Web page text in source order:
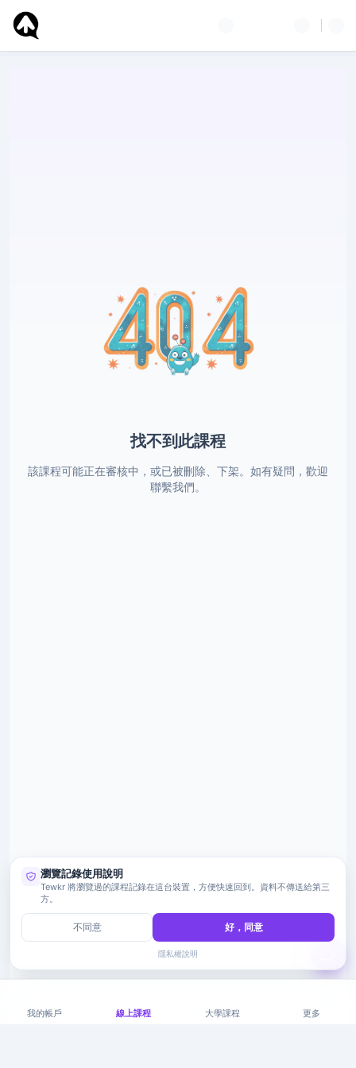
找不到此課程
該課程可能正在審核中，或已被刪除、下架。如有疑問，歡迎
聯繫我們。
我的帳戶 線上課程 大學課程 更多
瀏覽記錄使用說明
Tewkr 將瀏覽過的課程記錄在這台裝置，方便快速回到。資料不傳送給第三
方。
不同意 好，同意
隱私權說明